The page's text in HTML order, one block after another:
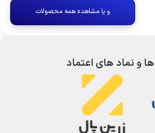
و یا مشاهده همه محصولات
و نماد های اعتماد